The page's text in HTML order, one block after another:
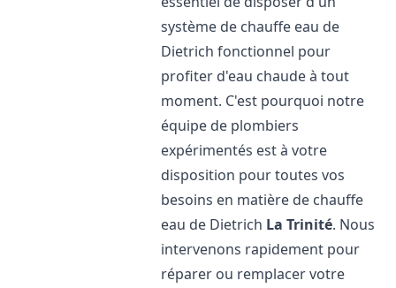
système de chauffe eau de
Dietrich fonctionnel pour
profiter d'eau chaude à tout
moment. C'est pourquoi notre
équipe de plombiers
expérimentés est à votre
disposition pour toutes vos
besoins en matière de chauffe
eau de Dietrich La Trinité. Nous
intervenons rapidement pour
réparer ou remplacer votre